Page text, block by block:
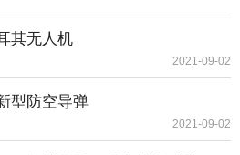
其无人机
2021-09-02
型防空导弹
2021-09-02